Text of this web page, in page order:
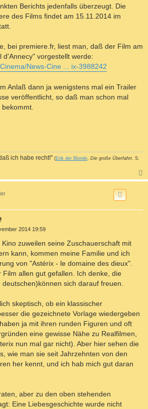
Berichts jedenfalls überzeugt. Die
des Films findet am 15.11.2014 im
bei premiere.fr, liest man, daß der Film am
d'Annecy" vorgestellt werde:
News-Cine ... ix-3988242
Anlaß dann ja wenigstens mal ein Trailer
veröffentlicht, so daß man schon mal
ich habe recht!" (Erik der Blonde Die große Überfahrt , S.
a
2014 19:59
zuweilen seine Zuschauerschaft mit
kann, kommen meine Familie und ich
von "Astérix - le domaine des dieux".
Film allen gut gefallen. Ich denke, die
sich darauf freuen.
skeptisch, ob ein klassischer
die gezeichnete Vorlage wiedergeben
ja mit ihren runden Figuren und oft
eine gewisse Nähe zu Realfilmen,
nun mal gar nicht). Aber hier sehen die
wie man sie seit Jahrzehnten von den
her kennt, und ich hab mich gut daran
aber zu den oben stehenden
Eine Liebesgeschichte wurde nicht